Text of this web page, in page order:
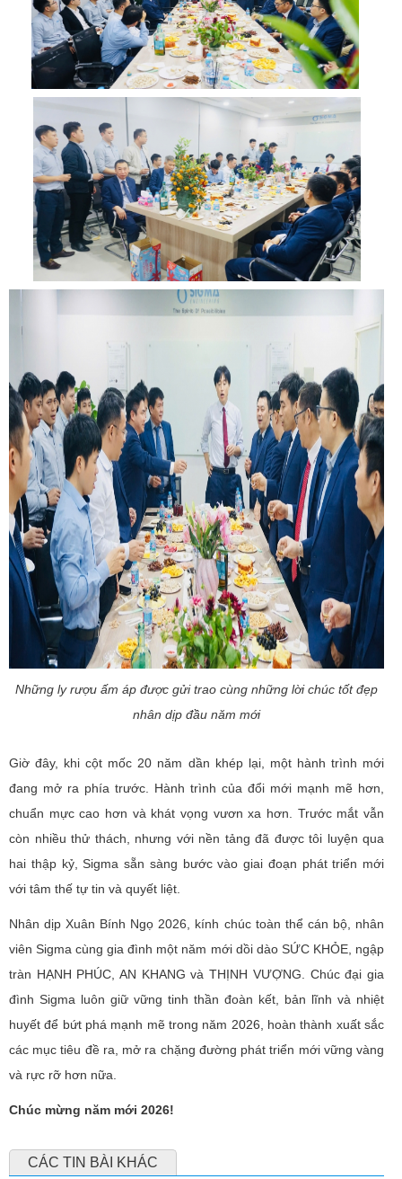
Những ly rượu ấm áp được gửi trao cùng những lời chúc tốt đẹp
nhân dịp đầu năm mới
Giờ đây, khi cột mốc 20 năm dần khép lại, một hành trình mới
đang mở ra phía trước. Hành trình của đổi mới mạnh mẽ hơn,
chuẩn mực cao hơn và khát vọng vươn xa hơn. Trước mắt vẫn
còn nhiều thử thách, nhưng với nền tảng đã được tôi luyện qua
hai thập kỷ, Sigma sẵn sàng bước vào giai đoạn phát triển mới
với tâm thế tự tin và quyết liệt.
Nhân dịp Xuân Bính Ngọ 2026, kính chúc toàn thể cán bộ, nhân
viên Sigma cùng gia đình một năm mới dồi dào SỨC KHỎE, ngập
tràn HẠNH PHÚC, AN KHANG và THỊNH VƯỢNG. Chúc đại gia
đình Sigma luôn giữ vững tinh thần đoàn kết, bản lĩnh và nhiệt
huyết để bứt phá mạnh mẽ trong năm 2026, hoàn thành xuất sắc
các mục tiêu đề ra, mở ra chặng đường phát triển mới vững vàng
và rực rỡ hơn nữa.
Chúc mừng năm mới 2026!
CÁC TIN BÀI KHÁC